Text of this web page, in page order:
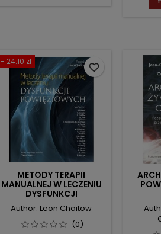
- 24.10 zł
METODY TERAPII
MANUALNEJ W LECZENIU
DYSFUNKCJI
POWIĘZIOWYCH
Author: Leon Chaitow
(0)
favorite_border